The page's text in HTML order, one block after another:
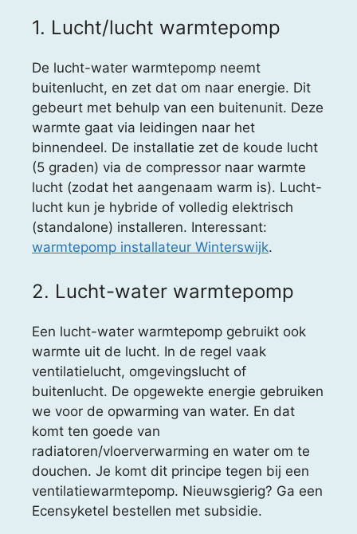
1. Lucht/lucht warmtepomp
De lucht-water warmtepomp neemt
buitenlucht, en zet dat om naar energie. Dit
gebeurt met behulp van een buitenunit. Deze
warmte gaat via leidingen naar het
binnendeel. De installatie zet de koude lucht
(5 graden) via de compressor naar warmte
lucht (zodat het aangenaam warm is). Lucht-
lucht kun je hybride of volledig elektrisch
(standalone) installeren. Interessant:
warmtepomp installateur Winterswijk.
2. Lucht-water warmtepomp
Een lucht-water warmtepomp gebruikt ook
warmte uit de lucht. In de regel vaak
ventilatielucht, omgevingslucht of
buitenlucht. De opgewekte energie gebruiken
we voor de opwarming van water. En dat
komt ten goede van
radiatoren/vloerverwarming en water om te
douchen. Je komt dit principe tegen bij een
ventilatiewarmtepomp. Nieuwsgierig? Ga een
Ecensyketel bestellen met subsidie.